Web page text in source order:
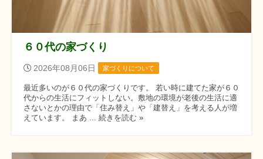
６０代の家づくり
2026年08月06日 家づくりについて
最近多いのが６０代の家づくりです。 若い時に建てた家が６０
代からの生活にフィットしない。敷地の環境が老後の生活に適
さないとかの理由で「住み替え」や「建替え」を考える人が増
えています。 まあ ... 続きを読む »